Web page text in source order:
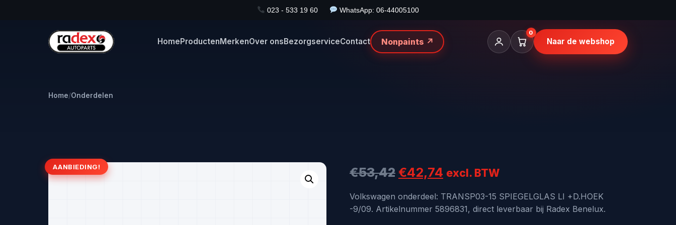
023 - 533 19 60 WhatsApp: 06-44005100
HomeProductenMerkenOver onsBezorgserviceContact Nonpaints ↗
0
Naar de webshop
Home/Onderdelen
AANBIEDING! €53,42Oorspronkelijke
prijs
was:
€42,74 Huidige
prijs
is:
excl. BTW
Volkswagen onderdeel: TRANSP03-15 SPIEGELGLAS LI +D.HOEK
-9/09. Artikelnummer 5896831, direct leverbaar bij Radex Benelux.